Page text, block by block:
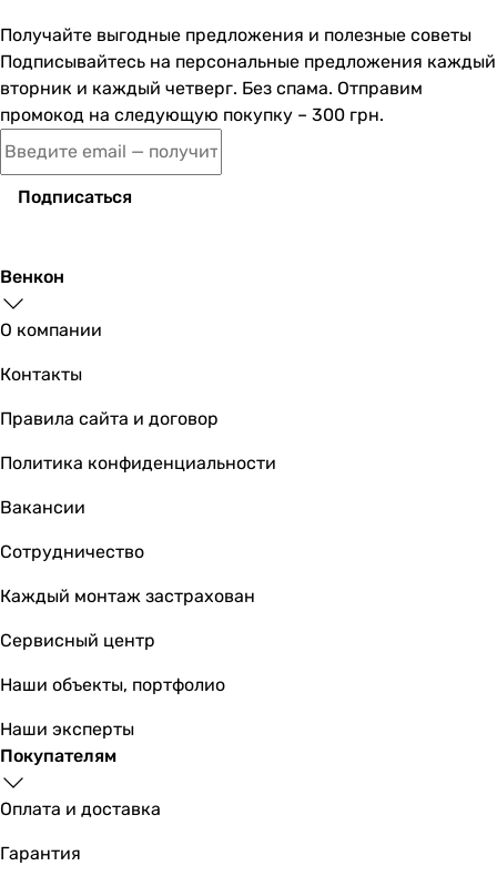
Europlast EK125T
2 639грн
1 282грн
1 546грн
Основные характеристики
Подключаемый воздуховод
-
круглый
Получайте выгодные предложения и полезные советы
Подписывайтесь на персональные предложения каждый
вторник и каждый четверг. Без спама. Отправим
промокод на следующую покупку – 300 грн.
Подписаться
Венкон
О компании
Контакты
Правила сайта и договор
Политика конфиденциальности
Вакансии
Сотрудничество
Каждый монтаж застрахован
Сервисный центр
Наши объекты, портфолио
Наши эксперты
Покупателям
Оплата и доставка
Гарантия